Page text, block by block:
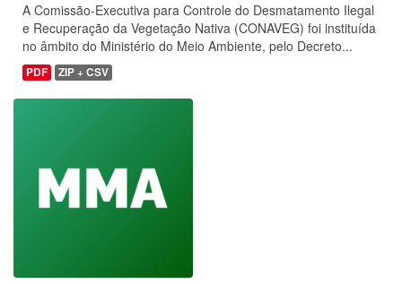
A Comissão-Executiva para Controle do Desmatamento Ilegal
e Recuperação da Vegetação Nativa (CONAVEG) foi instituída
no âmbito do Ministério do Meio Ambiente, pelo Decreto...
PDF ZIP + CSV